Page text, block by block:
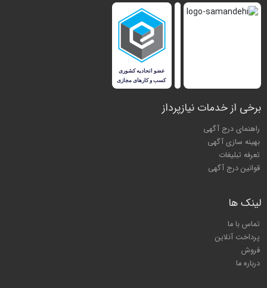
برخی از خدمات نیازپرداز
راهنمای درج آگهی
بهینه سازی آگهی
تعرفه تبلیغات
قوانین درج آگهی
لینک ها
تماس با ما
پرداخت آنلاین
فروش
درباره ما